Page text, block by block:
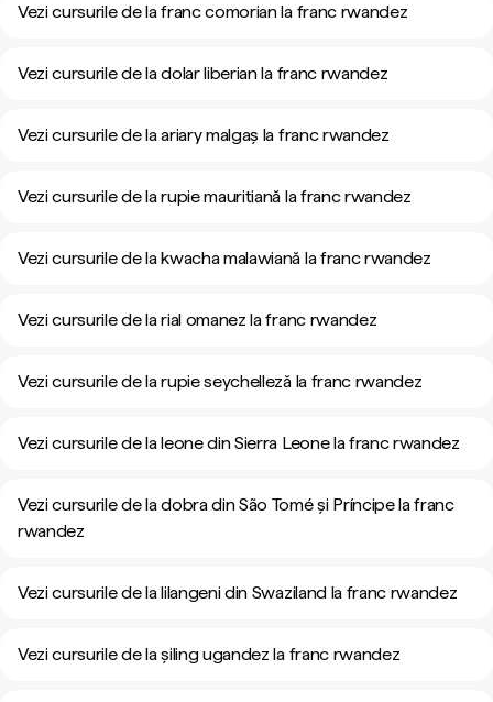
Vezi cursurile de la franc comorian la franc rwandez
Vezi cursurile de la dolar liberian la franc rwandez
Vezi cursurile de la ariary malgaș la franc rwandez
Vezi cursurile de la rupie mauritiană la franc rwandez
Vezi cursurile de la kwacha malawiană la franc rwandez
Vezi cursurile de la rial omanez la franc rwandez
Vezi cursurile de la rupie seychelleză la franc rwandez
Vezi cursurile de la leone din Sierra Leone la franc rwandez
Vezi cursurile de la dobra din São Tomé și Príncipe la franc
rwandez
Vezi cursurile de la lilangeni din Swaziland la franc rwandez
Vezi cursurile de la șiling ugandez la franc rwandez